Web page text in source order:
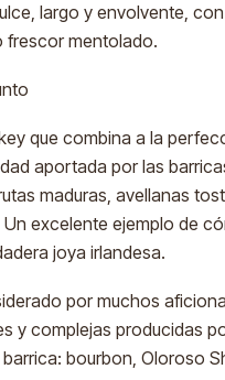
largo y envolvente,
frescor mentolado.
que combina a la
aportada por las
maduras, avellanas
excelente ejemplo de
joya irlandesa.
por muchos
y complejas producidas
bourbon, Oloroso